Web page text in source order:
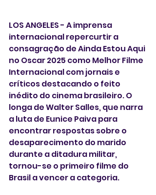
LOS ANGELES - A imprensa
internacional repercurtir a
consagração de Ainda Estou Aqui
no Oscar 2025 como Melhor Filme
Internacional com jornais e
críticos destacando o feito
inédito do cinema brasileiro. O
longa de Walter Salles, que narra
a luta de Eunice Paiva para
encontrar respostas sobre o
desaparecimento do marido
durante a ditadura militar,
tornou-se o primeiro filme do
Brasil a vencer a categoria.